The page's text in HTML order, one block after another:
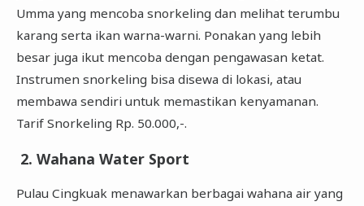
Umma yang mencoba snorkeling dan melihat terumbu
karang serta ikan warna-warni. Ponakan yang lebih
besar juga ikut mencoba dengan pengawasan ketat.
Instrumen snorkeling bisa disewa di lokasi, atau
membawa sendiri untuk memastikan kenyamanan.
Tarif Snorkeling Rp. 50.000,-.
2. Wahana Water Sport
Pulau Cingkuak menawarkan berbagai wahana air yang